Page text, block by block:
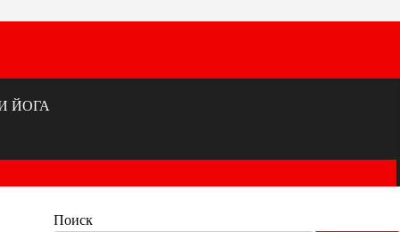
ЙОГА
Поиск